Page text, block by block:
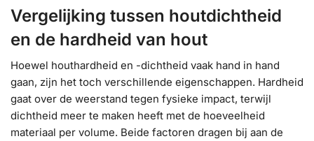
Vergelijking tussen houtdichtheid
en de hardheid van hout
Hoewel houthardheid en -dichtheid vaak hand in hand
gaan, zijn het toch verschillende eigenschappen. Hardheid
gaat over de weerstand tegen fysieke impact, terwijl
dichtheid meer te maken heeft met de hoeveelheid
materiaal per volume. Beide factoren dragen bij aan de